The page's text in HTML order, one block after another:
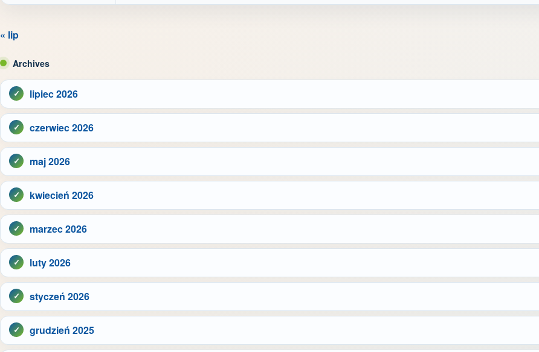
« lip
Archives
lipiec 2026
czerwiec 2026
maj 2026
kwiecień 2026
marzec 2026
luty 2026
styczeń 2026
grudzień 2025